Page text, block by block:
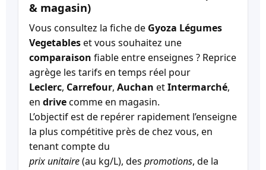
& magasin)
Vous consultez la fiche de Gyoza Légumes
Vegetableset vous souhaitez une
comparaison fiable entre enseignes ? Reprice
agrège les tarifs en temps réel pour
Leclerc, Carrefour, Auchan etIntermarché,
en drivecomme en magasin.
L’objectif est de repérer rapidement l’enseigne
la plus compétitive près de chez vous, en
tenant compte du
prix unitaire(au kg/L), des promotions, de la